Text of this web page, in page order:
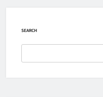
SEARCH